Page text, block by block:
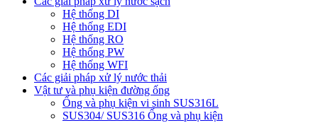
Hệ thống DI
Hệ thống EDI
Hệ thống RO
Hệ thống PW
Hệ thống WFI
Các giải pháp xử lý nước thải
Vật tư và phụ kiện đường ống
Ống và phụ kiện vi sinh SUS316L
SUS304/ SUS316 Ống và phụ kiện